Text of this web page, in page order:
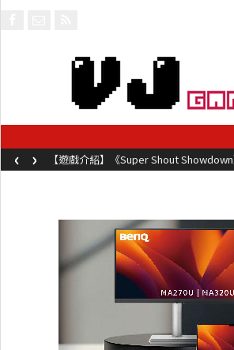
【遊戲介紹】《Super Shout
克風唸咒可自訂咒文越長越強
‹ ›